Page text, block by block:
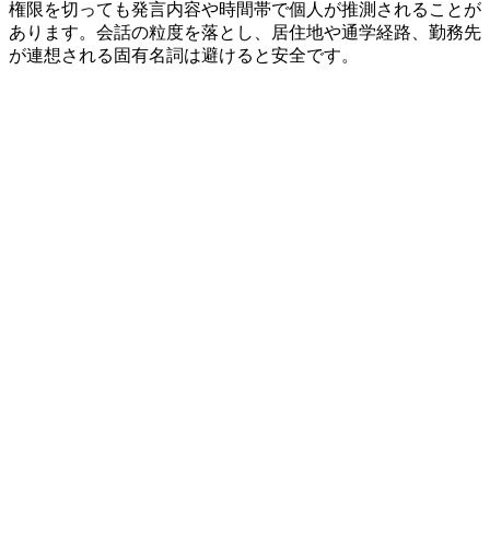
権限を切っても発言内容や時間帯で個人が推測されることが
あります。会話の粒度を落とし、居住地や通学経路、勤務先
が連想される固有名詞は避けると安全です。